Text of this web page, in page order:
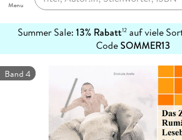
Menu
Summer Sale: 13% Rabatt12auf viele
CodeSOMMER13
erfahren
Band 4